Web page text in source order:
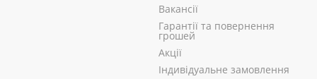
Вакансії
Гарантії та повернення
грошей
Акції
Індивідуальне замовлення